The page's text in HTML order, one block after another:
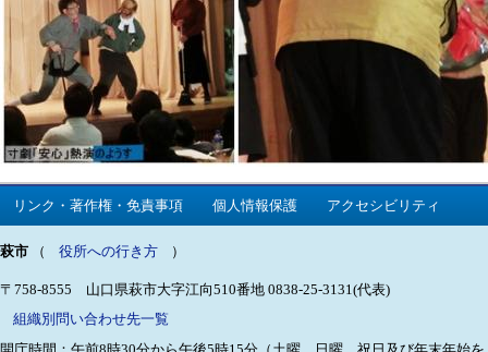
リンク・著作権・免責事項 個人情報保護 アクセシビリティ
萩市 （ 役所への行き方 ）
〒758-8555 山口県萩市大字江向510番地 0838-25-3131(代表)
組織別問い合わせ先一覧